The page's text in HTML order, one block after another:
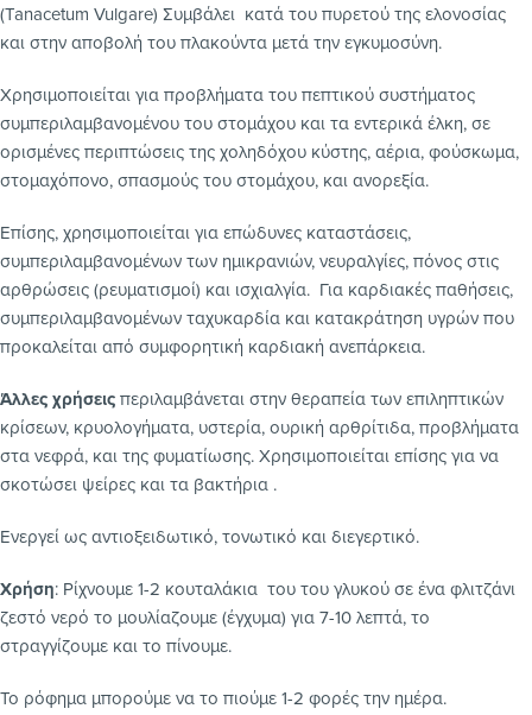
(Tanacetum Vulgare) Συμβάλει κατά του πυρετού της ελονοσίας
και στην αποβολή του πλακούντα μετά την εγκυμοσύνη.
Χρησιμοποιείται για προβλήματα του πεπτικού συστήματος
συμπεριλαμβανομένου του στομάχου και τα εντερικά έλκη, σε
ορισμένες περιπτώσεις της χοληδόχου κύστης, αέρια, φούσκωμα,
στομαχόπονο, σπασμούς του στομάχου, και ανορεξία.
Επίσης, χρησιμοποιείται για επώδυνες καταστάσεις,
συμπεριλαμβανομένων των ημικρανιών, νευραλγίες, πόνος στις
αρθρώσεις (ρευματισμοί) και ισχιαλγία. Για καρδιακές παθήσεις,
συμπεριλαμβανομένων ταχυκαρδία και κατακράτηση υγρών που
προκαλείται από συμφορητική καρδιακή ανεπάρκεια.
Άλλες χρήσειςπεριλαμβάνεται στην θεραπεία των επιληπτικών
κρίσεων, κρυολογήματα, υστερία, ουρική αρθρίτιδα, προβλήματα
στα νεφρά, και της φυματίωσης. Χρησιμοποιείται επίσης για να
σκοτώσει ψείρες και τα βακτήρια .
Ενεργεί ως αντιοξειδωτικό, τονωτικό και διεγερτικό.
Χρήση: Ρίχνουμε 1-2 κουταλάκια του του γλυκού σε ένα φλιτζάνι
ζεστό νερό το μουλίαζουμε (έγχυμα) για 7-10 λεπτά, το
στραγγίζουμε και το πίνουμε.
Το ρόφημα μπορούμε να το πιούμε 1-2 φορές την ημέρα.